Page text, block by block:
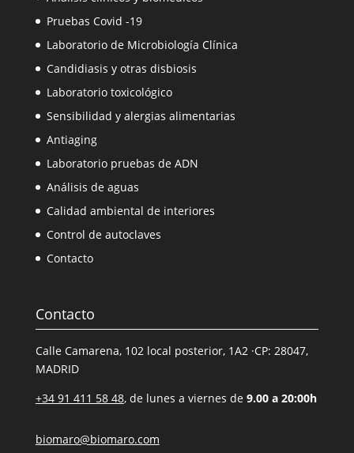
Pruebas Covid -19
Laboratorio de Microbiología Clínica
Candidiasis y otras disbiosis
Laboratorio toxicológico
Sensibilidad y alergias alimentarias
Antiaging
Laboratorio pruebas de ADN
Análisis de aguas
Calidad ambiental de interiores
Control de autoclaves
Contacto
Contacto
Calle Camarena, 102 local posterior, 1A2 ·CP: 28047,
MADRID
+34 91 411 58 48, de lunes a viernes de 9.00 a 20:00h
biomaro@biomaro.com